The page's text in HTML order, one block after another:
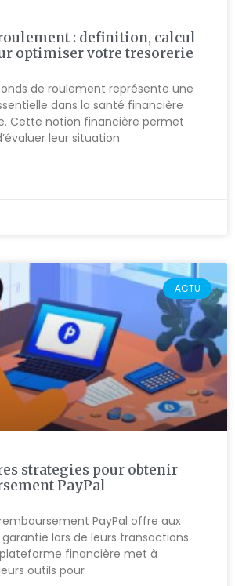
: definition, calcul
optimiser votre tresorerie
de roulement représente une
dans la santé financière
Cette notion financière permet
leur situation
ACTU
strategies pour obtenir
PayPal
PayPal offre aux
lors de leurs transactions
financière met à
outils pour